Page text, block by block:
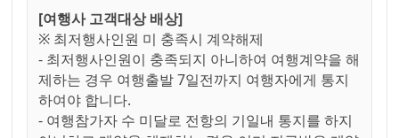
[여행사 고객대상 배상]
※ 최저행사인원 미 충족시 계약해제
- 최저행사인원이 충족되지 아니하여 여행계약을 해
제하는 경우 여행출발 7일전까지 여행자에게 통지
하여야 합니다.
- 여행참가자 수 미달로 전항의 기일내 통지를 하지